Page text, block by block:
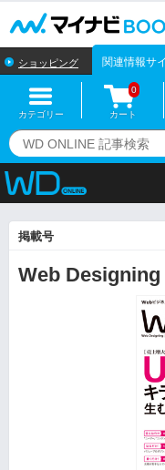
ショッピング 関連情報サ
カテゴリー カート
0
掲載号
Web Designing